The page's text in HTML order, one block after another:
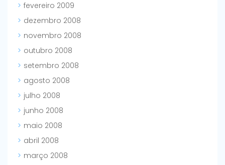
fevereiro 2009
dezembro 2008
novembro 2008
outubro 2008
setembro 2008
agosto 2008
julho 2008
junho 2008
maio 2008
abril 2008
março 2008